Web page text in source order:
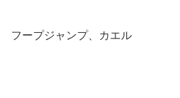
フープジャンプ、カエル